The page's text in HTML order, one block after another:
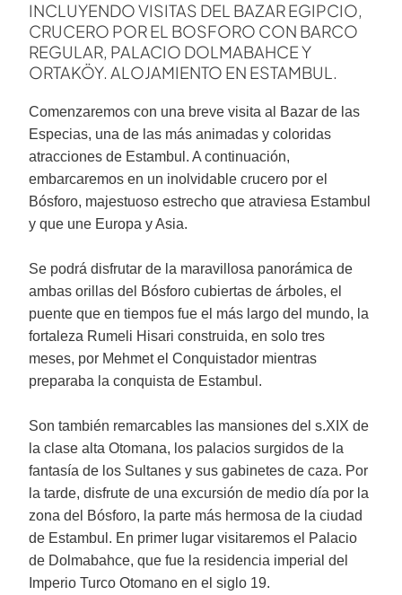
INCLUYENDO VISITAS DEL BAZAR EGIPCIO,
CRUCERO POR EL BOSFORO CON BARCO
REGULAR, PALACIO DOLMABAHCE Y
ORTAKÖY. ALOJAMIENTO EN ESTAMBUL.
Comenzaremos con una breve visita al Bazar de las
Especias, una de las más animadas y coloridas
atracciones de Estambul. A continuación,
embarcaremos en un inolvidable crucero por el
Bósforo, majestuoso estrecho que atraviesa Estambul
y que une Europa y Asia.
Se podrá disfrutar de la maravillosa panorámica de
ambas orillas del Bósforo cubiertas de árboles, el
puente que en tiempos fue el más largo del mundo, la
fortaleza Rumeli Hisari construida, en solo tres
meses, por Mehmet el Conquistador mientras
preparaba la conquista de Estambul.
Son también remarcables las mansiones del s.XIX de
la clase alta Otomana, los palacios surgidos de la
fantasía de los Sultanes y sus gabinetes de caza. Por
la tarde, disfrute de una excursión de medio día por la
zona del Bósforo, la parte más hermosa de la ciudad
de Estambul. En primer lugar visitaremos el Palacio
de Dolmabahce, que fue la residencia imperial del
Imperio Turco Otomano en el siglo 19.